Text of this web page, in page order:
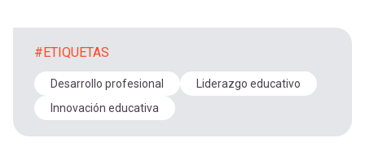
#ETIQUETAS
Desarrollo profesional
Liderazgo educativo
Innovación educativa